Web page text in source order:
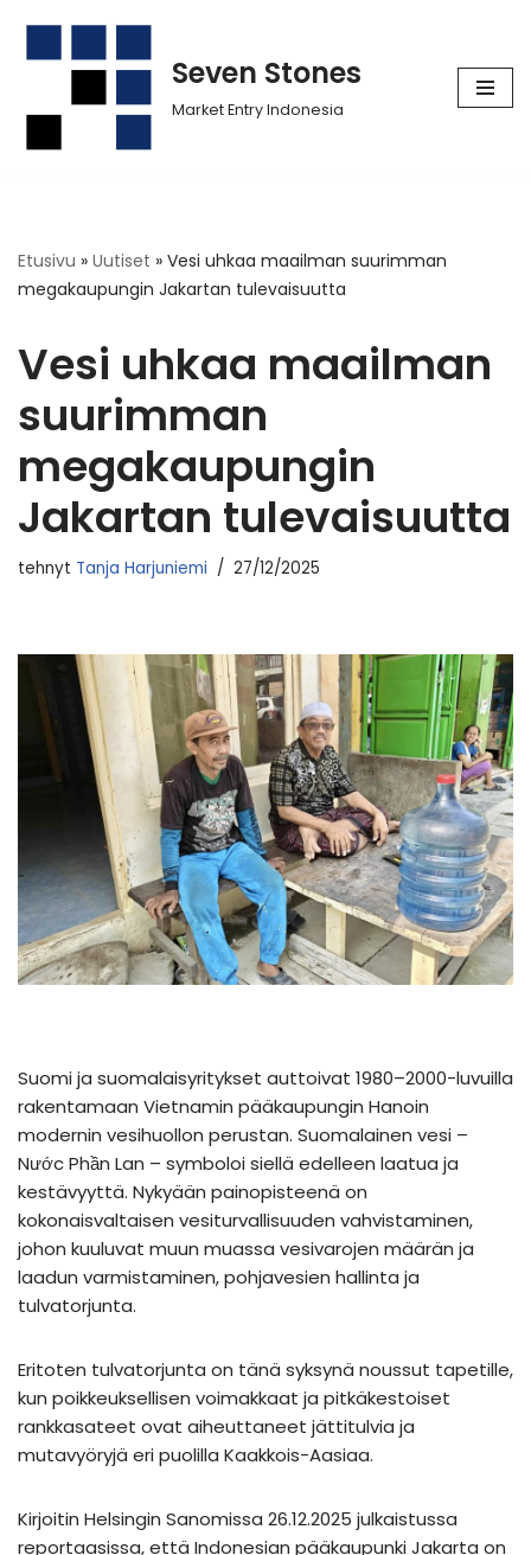
Siirry
sisältöön
Seven Stones
Market Entry Indonesia
Etusivu » Uutiset » Vesi uhkaa maailman suurimman
megakaupungin Jakartan tulevaisuutta
Vesi uhkaa maailman
suurimman
megakaupungin
Jakartan tulevaisuutta
tehnyt Tanja Harjuniemi 27/12/2025
Suomi ja suomalaisyritykset auttoivat 1980–2000-luvuilla
rakentamaan Vietnamin pääkaupungin Hanoin
modernin vesihuollon perustan. Suomalainen vesi –
Nước Phần Lan – symboloi siellä edelleen laatua ja
kestävyyttä. Nykyään painopisteenä on
kokonaisvaltaisen vesiturvallisuuden vahvistaminen,
johon kuuluvat muun muassa vesivarojen määrän ja
laadun varmistaminen, pohjavesien hallinta ja
tulvatorjunta.
Eritoten tulvatorjunta on tänä syksynä noussut tapetille,
kun poikkeuksellisen voimakkaat ja pitkäkestoiset
rankkasateet ovat aiheuttaneet jättitulvia ja
mutavyöryjä eri puolilla Kaakkois-Aasiaa.
Kirjoitin Helsingin Sanomissa 26.12.2025 julkaistussa
reportaasissa, että Indonesian pääkaupunki Jakarta on